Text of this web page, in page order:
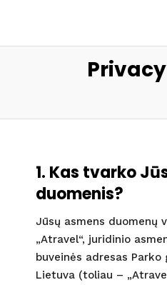
1. Kas tvarko
duomenis?
Jūsų asmens duomenų
„Atravel“, juridinio
buveinės adresas Parko
Lietuva (toliau –